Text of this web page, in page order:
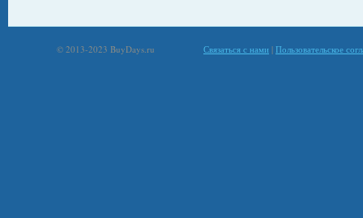
© 2013-2023 BuyDays.ru Связаться с нами | Пользовательское